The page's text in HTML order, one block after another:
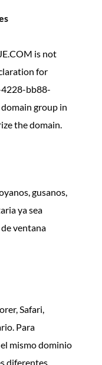
is not
for
bb88-
group in
the domain.
gusanos,
ya sea
ventana
Safari,
Para
mismo dominio
diferentes,